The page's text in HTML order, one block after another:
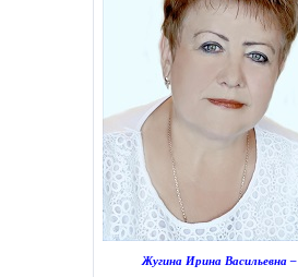
Жугина Ирина Васильевна –